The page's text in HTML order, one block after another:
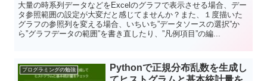
大量の時系列データなどをExcelのグラフで表示させる場合、デー
タ参照範囲の設定が大変だと感じてませんか？また、１度描いた
グラフの参照列を変える場合、いちいち”データソースの選択”か
ら”グラフデータの範囲”を書き直したり、”凡例項目”の編...
プログラミングの勉強
Pythonで正規分布乱数を生成し